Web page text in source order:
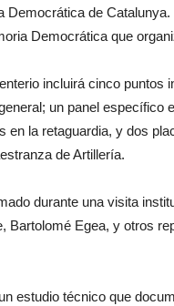
Democrática de
Democrática que
incluirá cinco puntos
un panel específico
en la retaguardia, y dos
de Artillería.
durante una visita
Bartolomé Egea, y otros
estudio técnico que